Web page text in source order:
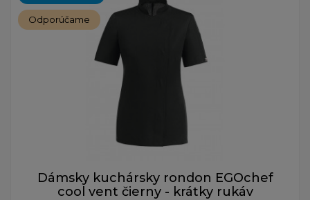
Odporúčame
Dámsky kuchársky rondon EGOchef
cool vent čierny - krátky rukáv